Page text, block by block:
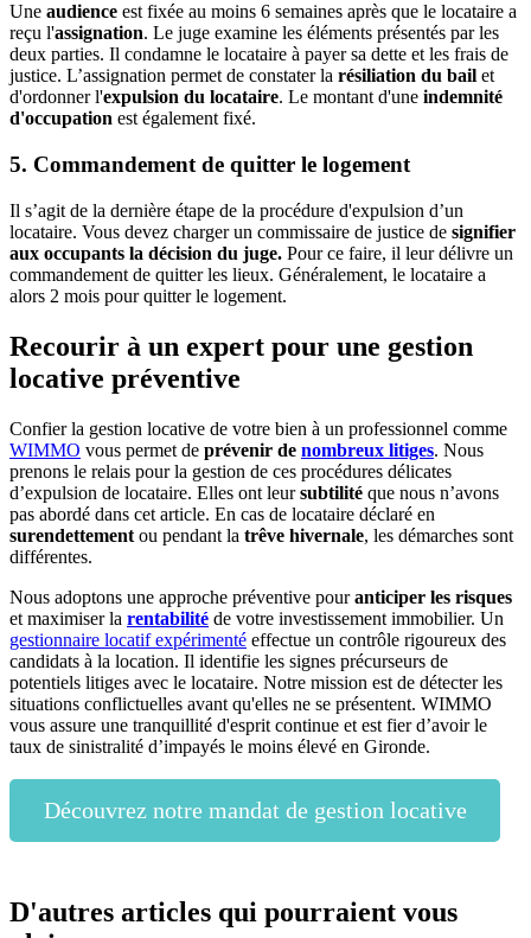
Une audience est fixée au moins 6 semaines après que le locataire a
reçu l'assignation. Le juge examine les éléments présentés par les
deux parties. Il condamne le locataire à payer sa dette et les frais de
justice. L’assignation permet de constater la résiliation du bail et
d'ordonner l'expulsion du locataire. Le montant d'une indemnité
d'occupation est également fixé.
5. Commandement de quitter le logement
Il s’agit de la dernière étape de la procédure d'expulsion d’un
locataire. Vous devez charger un commissaire de justice de signifier
aux occupants la décision du juge. Pour ce faire, il leur délivre un
commandement de quitter les lieux. Généralement, le locataire a
alors 2 mois pour quitter le logement.
Recourir à un expert pour une gestion
locative préventive
Confier la gestion locative de votre bien à un professionnel comme
WIMMO vous permet de prévenir de nombreux litiges. Nous
prenons le relais pour la gestion de ces procédures délicates
d’expulsion de locataire. Elles ont leursubtilité que nous n’avons
pas abordé dans cet article. En cas de locataire déclaré en
surendettement ou pendant la trêve hivernale, les démarches sont
différentes.
Nous adoptons une approche préventive pouranticiper les risques
et maximiser la rentabilité de votre investissement immobilier. Un
gestionnaire locatif expérimenté effectue un contrôle rigoureux des
candidats à la location. Il identifie les signes précurseurs de
potentiels litiges avec le locataire. Notre mission est de détecter les
situations conflictuelles avant qu'elles ne se présentent. WIMMO
vous assure une tranquillité d'esprit continue et est fier d’avoir le
taux de sinistralité d’impayés le moins élevé en Gironde.
Découvrez notre mandat de gestion locative
D'autres articles qui pourraient vous